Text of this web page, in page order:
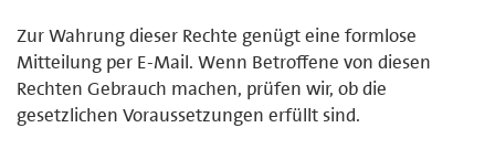
Zur Wahrung dieser Rechte genügt eine formlose
Mitteilung per E-Mail. Wenn Betroffene von diesen
Rechten Gebrauch machen, prüfen wir, ob die
gesetzlichen Voraussetzungen erfüllt sind.